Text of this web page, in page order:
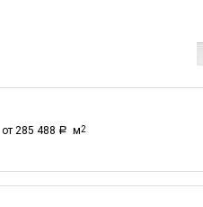
от 285 488 a м2